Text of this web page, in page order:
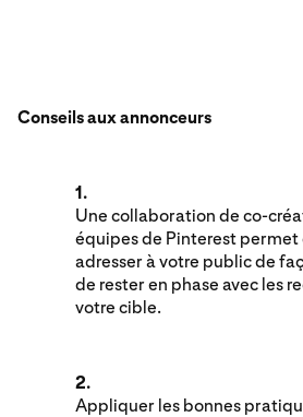
Conseils aux annonceurs
1.
Une collaboration de co-
équipes de Pinterest permet
adresser à votre public de
de rester en phase avec les
votre cible.
2.
Appliquer les bonnes